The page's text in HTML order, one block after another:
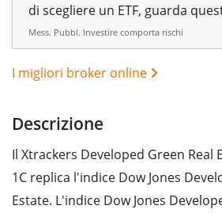
di scegliere un ETF, guarda
Mess. Pubbl. Investire comporta rischi
I migliori broker online
Descrizione
Il Xtrackers Developed Green Real
1C replica l'indice Dow Jones
Estate. L'indice Dow Jones